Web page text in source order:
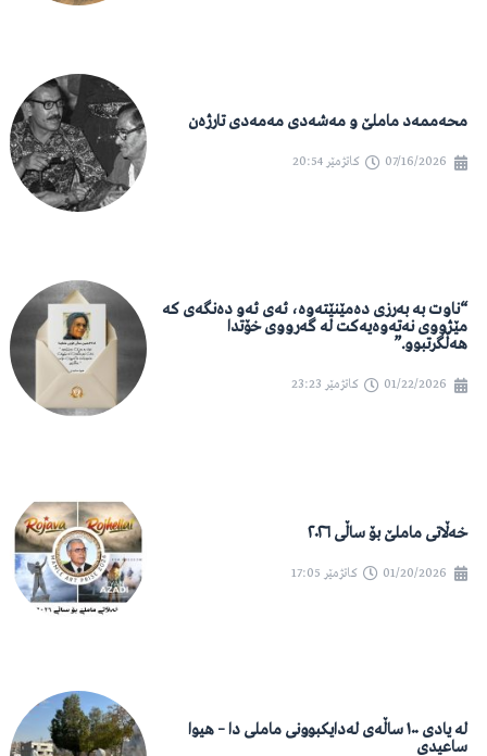
محەممەد ماملێ و مەشەدی مەمەدی تارژەن
07/16/2026 کاتژمێر 20:54
“ناوت بە بەرزی دەمێنێتەوە، ئەی ئەو دەنگەی کە
مێژووی نەتەوەیەکت لە گەرووی خۆتدا
هەڵگرتبوو.”
01/22/2026 کاتژمێر 23:23
خەڵاتی ماملێ بۆ ساڵی ٢٠٢٦
01/20/2026 کاتژمێر 17:05
لە یادی ١٠٠ ساڵەی لەدایکبوونی ماملی دا – هیوا
ساعیدی